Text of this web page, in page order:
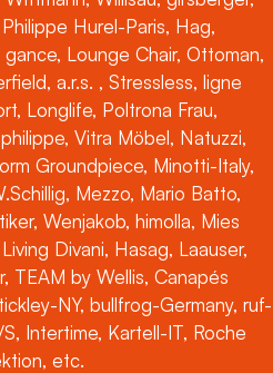
Hurel-Paris, Hag,
gance, Lounge Chair, Ottoman,
a.r.s. , Stressless, ligne
Longlife, Poltrona Frau,
Vitra Möbel, Natuzzi,
Groundpiece, Minotti-Italy,
Mezzo, Mario Batto,
Wenjakob, himolla, Mies
Divani, Hasag, Laauser,
TEAM by Wellis, Canapés
NY, bullfrog-Germany, ruf-
Intertime, Kartell-IT, Roche
etc.